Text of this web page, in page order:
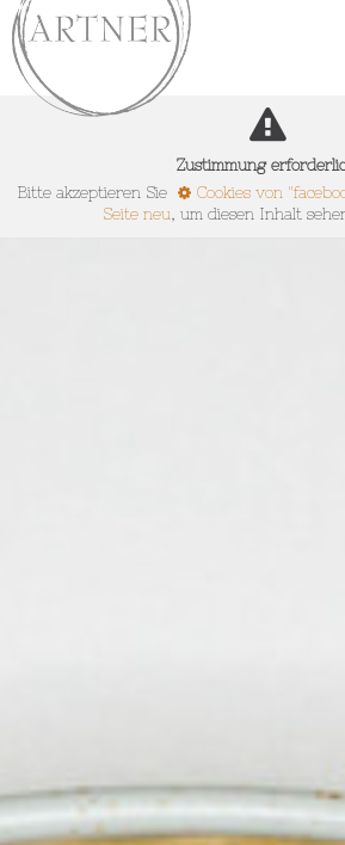
Zustimmung
Bitte akzeptieren Sie
Cookies von
Seite neu, um diesen Inhalt